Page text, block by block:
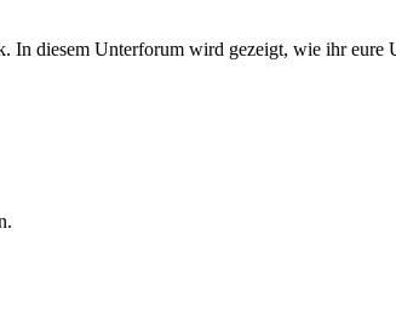
In diesem Unterforum wird gezeigt, wie ihr eure